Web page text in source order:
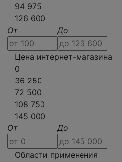
94 975
126 600
От
До
Цена интернет-магазина
0
36 250
72 500
108 750
145 000
От
До
Области применения